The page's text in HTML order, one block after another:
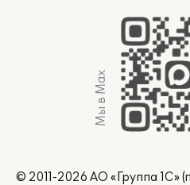
Мы в Max
© 2011-2026 АО «Группа 1С»